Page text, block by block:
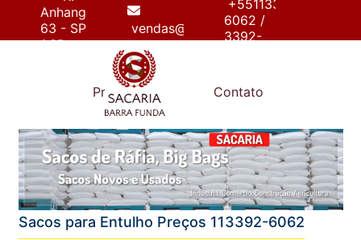
Anhanguera,
63 - SP
/ SP
vendas@sacariabarrafunda.com.br
+55113392-
6062 /
3392-
Produtos Contato
Sacos para Entulho Preços 113392-6062